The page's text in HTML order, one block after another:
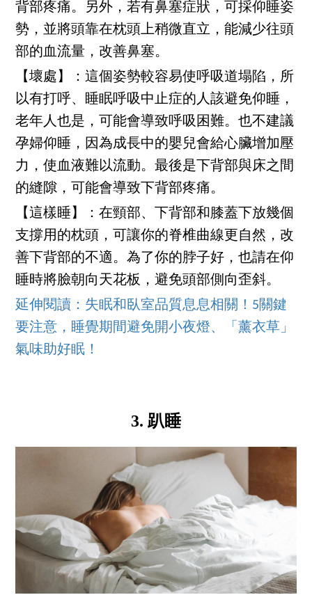
背部疼痛。另外，若有鼻塞症狀，可採仰睡姿
勢，並將頭靠在枕頭上稍微直立，能減少往頭
部的血流量，改善鼻塞。
【壞處】：這個姿勢較容易使呼吸道塌陷，所
以有打呼、睡眠呼吸中止症的人該避免仰睡，
老年人也是，可能會導致呼吸困難。也不建議
孕婦仰睡，因為成長中的嬰兒會給心臟增加壓
力，使血液難以流動。最後是下背部與床之間
的縫隙，可能會導致下背部疼痛。
【這樣睡】：在頸部、下背部和膝蓋下放幾個
支撐用的枕頭，可讓你的脊椎曲線更自然，改
善下背部的不適。為了你的脖子好，也請在仰
睡時將臉朝向天花板，避免頭部側向歪斜。
延伸閱讀：失眠和臥室品質息息相關！5關鍵
要注意，睡覺期間避免開小夜燈、「薰衣草」
氣味助好眠！
3. 趴睡